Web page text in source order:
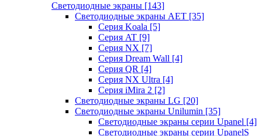
Светодиодные экраны [143]
Светодиодные экраны AET [35]
Cерия Koala [5]
Серия AT [9]
Серия NX [7]
Серия Dream Wall [4]
Серия QR [4]
Серия NX Ultra [4]
Серия iMira 2 [2]
Светодиодные экраны LG [20]
Светодиодные экраны Unilumin [35]
Светодиодные экраны серии Upanel [4]
Светодиодные экраны серии UpanelS